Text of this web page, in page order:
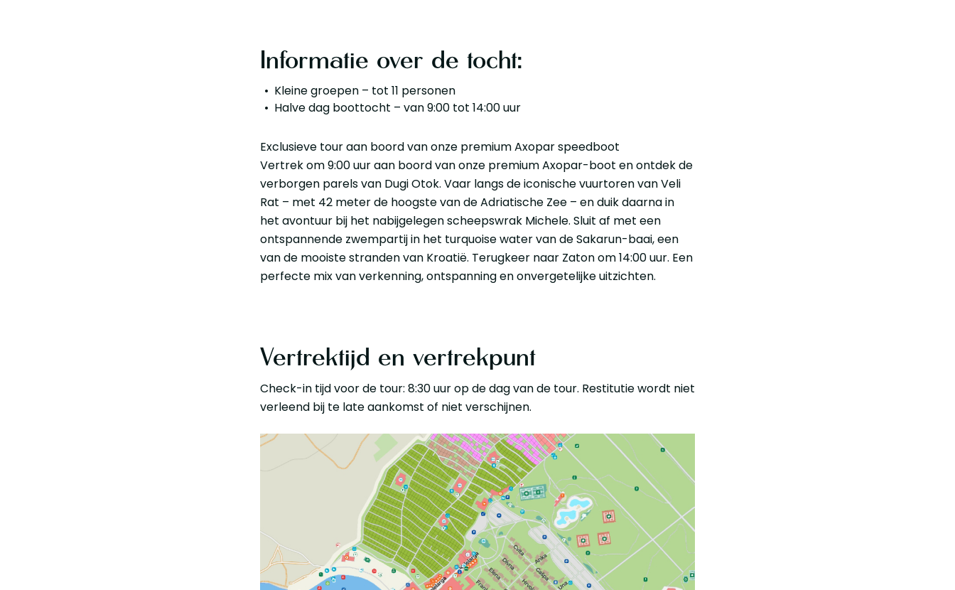
Informatie over de tocht:
Kleine groepen – tot 11 personen
Halve dag boottocht – van 9:00 tot 14:00 uur
Exclusieve tour aan boord van onze premium Axopar speedboot
Vertrek om 9:00 uur aan boord van onze premium Axopar-boot en ontdek de
verborgen parels van Dugi Otok. Vaar langs de iconische vuurtoren van Veli
Rat – met 42 meter de hoogste van de Adriatische Zee – en duik daarna in
het avontuur bij het nabijgelegen scheepswrak Michele. Sluit af met een
ontspannende zwempartij in het turquoise water van de Sakarun-baai, een
van de mooiste stranden van Kroatië. Terugkeer naar Zaton om 14:00 uur. Een
perfecte mix van verkenning, ontspanning en onvergetelijke uitzichten.
Vertrektijd en vertrekpunt
Check-in tijd voor de tour: 8:30 uur op de dag van de tour. Restitutie wordt niet
verleend bij te late aankomst of niet verschijnen.